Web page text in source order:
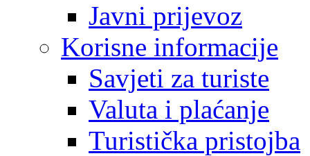
Javni prijevoz
Korisne informacije
Savjeti za turiste
Valuta i plaćanje
Turistička pristojba